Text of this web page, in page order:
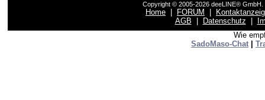
Copyright © 2005-2026 deeLINE®
Home FORUM
AGB
Datenschutz
Wie
SadoMaso-Chat